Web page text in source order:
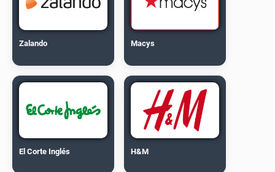
Zalando Macys
El Corte Inglés H&M